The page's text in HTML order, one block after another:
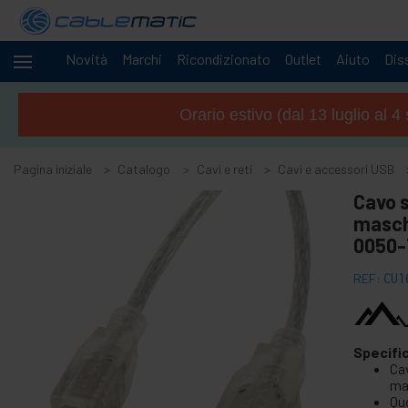
Novità Marchi Ricondizionato Outlet Aiuto
Cavi -
+
-
Orario estivo (dal 13 luglio al
Pagina iniziale Catalogo Cavi e reti Cavi e accessori USB
Cavo
REF: